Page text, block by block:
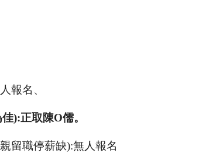
報名、
):正取陳O儒。
留職停薪缺):無人報名